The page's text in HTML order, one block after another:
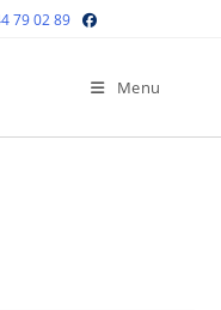
79 02 89
Menu